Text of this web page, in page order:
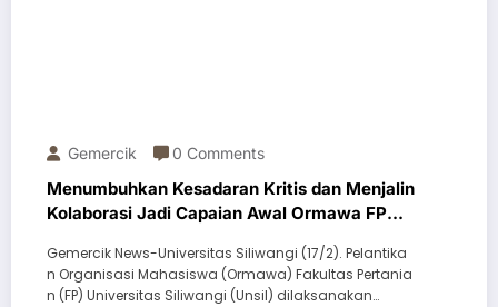
Gemercik 0 Comments
Menumbuhkan Kesadaran Kritis dan Menjalin
Kolaborasi Jadi Capaian Awal Ormawa FP
Gemercik News-Universitas Siliwangi (17/2). Pelantika
n Organisasi Mahasiswa (Ormawa) Fakultas Pertania
n (FP) Universitas Siliwangi (Unsil) dilaksanakan…